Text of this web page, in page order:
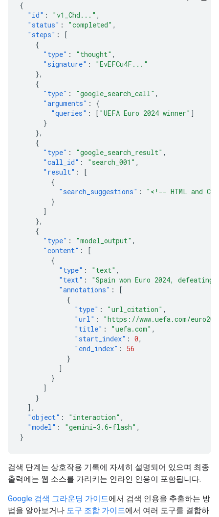
{
"id" : "v1_Chd..." ,
"status" : "completed" ,
"steps" :
[
{
"type" : "thought" ,
"signature" :
"EvEFCu4F..."
},
{
"type" : "google_search_call" ,
"arguments" :
{
"queries" : [ "UEFA Euro 2024 winner" ]
}
},
{
"type" : "google_search_result" ,
"call_id" : "search_001" ,
"result" :
[
{
"search_suggestions" :
"<!-- HTML and
}
]
},
{
"type" : "model_output" ,
"content" :
[
{
"type" : "text" ,
"text" :
"Spain won Euro 2024,
"annotations" :
[
{
"type" : "url_citation" ,
"url" :
"https://www.uefa.com/
"title" : "uefa.com" ,
"start_index" : 0,
"end_index" :
56
}
]
}
]
}
],
"object" : "interaction" ,
"model" : "gemini-3.6-flash" ,
}
검색 단계는 상호작용 기록에 자세히 설명되어 있으며 최종
출력에는 웹 소스를 가리키는 인라인 인용이 포함됩니다.
Google 검색 그라운딩 가이드에서 검색 인용을 추출하는 방
법을 알아보거나 도구 조합 가이드에서 여러 도구를 결합하